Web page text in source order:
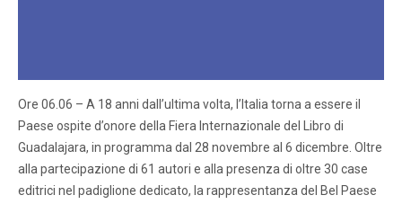
Ore 06.06 – A 18 anni dall’ultima volta, l’Italia torna a essere il
Paese ospite d’onore della Fiera Internazionale del Libro di
Guadalajara, in programma dal 28 novembre al 6 dicembre. Oltre
alla partecipazione di 61 autori e alla presenza di oltre 30 case
editrici nel padiglione dedicato, la rappresentanza del Bel Paese